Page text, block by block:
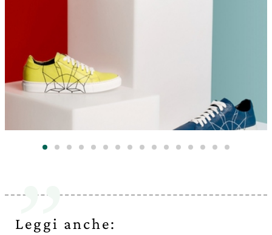
Leggi anche: